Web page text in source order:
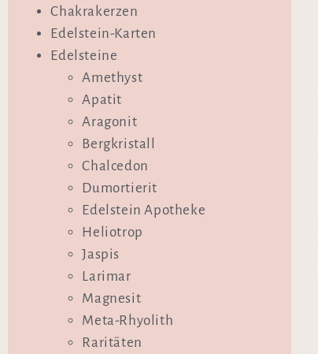
Chakrakerzen
Edelstein-Karten
Edelsteine
Amethyst
Apatit
Aragonit
Bergkristall
Chalcedon
Dumortierit
Edelstein Apotheke
Heliotrop
Jaspis
Larimar
Magnesit
Meta-Rhyolith
Raritäten